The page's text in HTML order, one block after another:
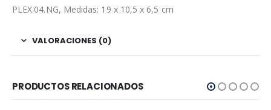
PLEX.04.NG, Medidas: 19 x 10,5 x 6,5 cm
VALORACIONES (0)
PRODUCTOS RELACIONADOS